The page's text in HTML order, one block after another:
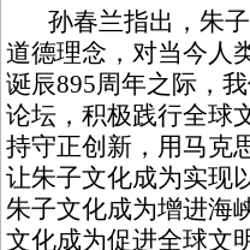
孙春兰指出，朱子
道德理念，对当今人
诞辰895周年之际，
论坛，积极践行全球
持守正创新，用马克
让朱子文化成为实现
朱子文化成为增进海
文化成为促进全球文